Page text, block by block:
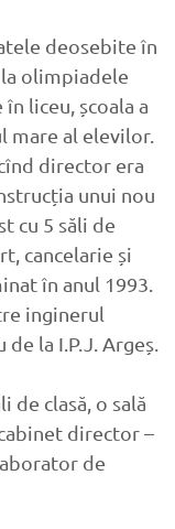
deosebite în
olimpiadele
liceu, școala a
mare al elevilor.
director era
unui nou
cu 5 săli de
cancelarie și
în anul 1993.
inginerul
la I.P.J. Argeș.
de clasă, o sală
director –
de